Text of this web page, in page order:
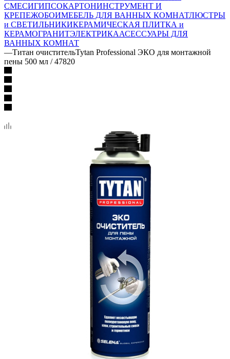
СМЕСИГИПСОКАРТОНИНСТРУМЕНТ И
КРЕПЕЖОБОИМЕБЕЛЬ ДЛЯ ВАННЫХ КОМНАТЛЮСТРЫ
и СВЕТИЛЬНИКИКЕРАМИЧЕСКАЯ ПЛИТКА и
КЕРАМОГРАНИТЭЛЕКТРИКААСЕССУАРЫ ДЛЯ
ВАННЫХ КОМНАТ
—Титан очистительTytan Professional ЭКО для монтажной
пены 500 мл / 47820